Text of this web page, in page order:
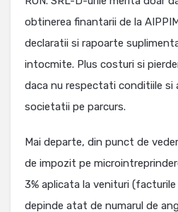
obtinerea finantarii de la
declaratii si rapoarte
intocmite. Plus costuri si
daca nu respectati conditiile si
societatii pe parcurs.
Mai departe, din punct de
de impozit pe
3% aplicata la venituri
depinde atat de numarul de